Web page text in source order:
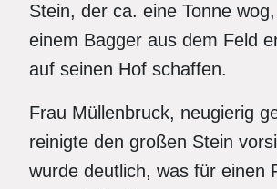
Stein, der ca. eine Tonne
einem Bagger aus dem Feld
auf seinen Hof schaffen.
Frau Müllenbruck, neugierig
reinigte den großen Stein
wurde deutlich, was für einen